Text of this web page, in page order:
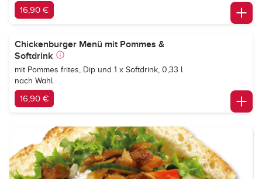
16,90 €
Chickenburger Menü mit Pommes &
Softdrink
mit Pommes frites, Dip und 1 x Softdrink, 0,33 l
nach Wahl
16,90 €